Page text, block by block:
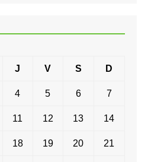
J V S D
4 5 6 7
11 12 13 14
18 19 20 21